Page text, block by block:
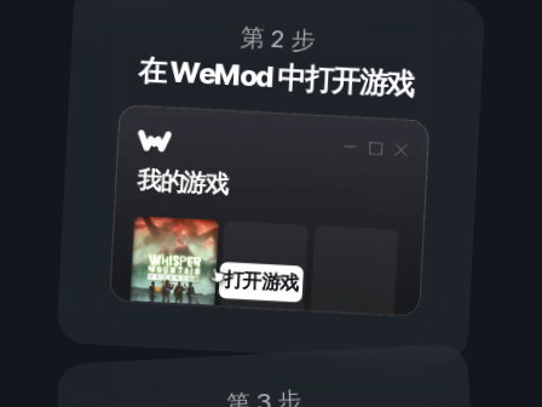
第 2 步
在 WeMod 中打开游戏
我的游戏
打开游戏